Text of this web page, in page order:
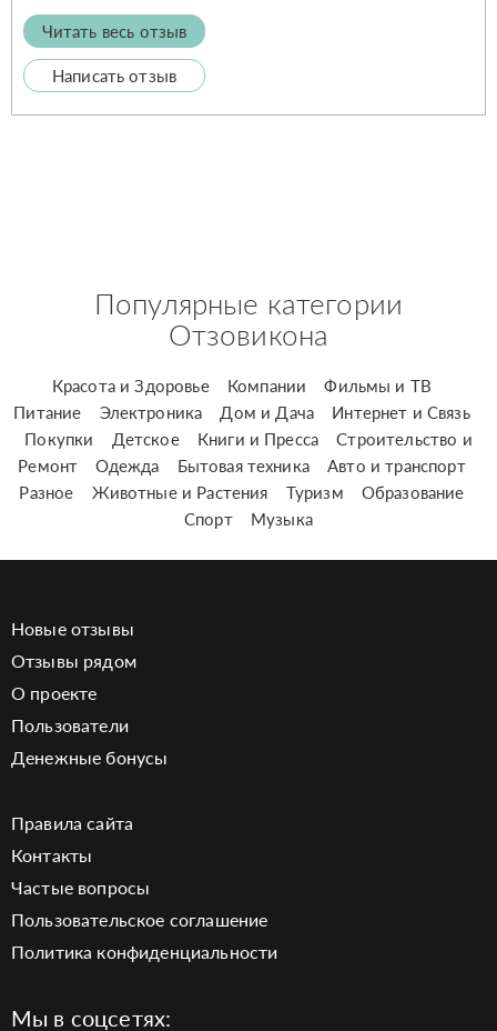
Читать весь отзыв
Написать отзыв
Популярные категории
Отзовикона
Красота и Здоровье Компании
Фильмы и ТВ
Питание
Электроника Дом и Дача
Интернет и Связь
Покупки
Детское Книги и Пресса
Строительство и
Ремонт
Одежда Бытовая техника
Авто и транспорт
Разное
Животные и Растения Туризм
Образование
Спорт
Музыка
Новые отзывы
Отзывы рядом
О проекте
Пользователи
Денежные бонусы
Правила сайта
Контакты
Частые вопросы
Пользовательское соглашение
Политика конфиденциальности
Мы в соцсетях: